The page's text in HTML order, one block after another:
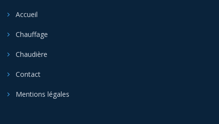
Accueil
Chauffage
Chaudière
Contact
Mentions légales